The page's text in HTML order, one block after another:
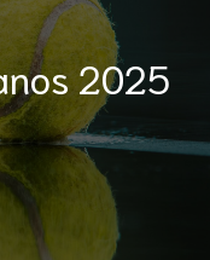
2025